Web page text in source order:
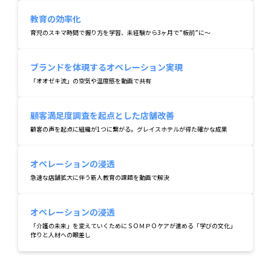
教育の効率化
育児のスキマ時間で握り方を学習、未経験から3ヶ月で”板前”に〜
ブランドを体現するオペレーション実現
「オオゼキ流」の空気や温度感を動画で共有
顧客満足度調査を起点とした店舗改善
顧客の声を起点に組織が1つに繋がる。グレイスホテルが得た確かな成果
オペレーションの浸透
急速な店舗拡大に伴う新人教育の課題を動画で解決
オペレーションの浸透
「介護の未来」を変えていくためにＳＯＭＰＯケアが進める「学びの文化」
作りと人材への眼差し